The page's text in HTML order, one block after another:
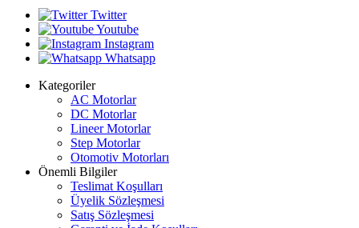
Twitter
Youtube
Instagram
Whatsapp
Kategoriler
AC Motorlar
DC Motorlar
Lineer Motorlar
Step Motorlar
Otomotiv Motorları
Önemli Bilgiler
Teslimat Koşulları
Üyelik Sözleşmesi
Satış Sözleşmesi